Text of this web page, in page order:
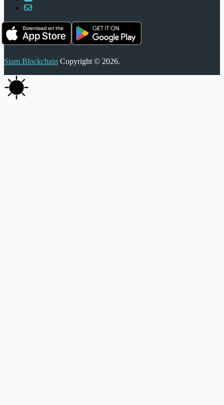
Siam Blockchain Copyright © 2026.